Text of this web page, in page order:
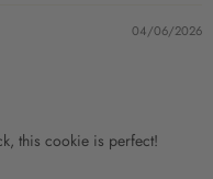
04/06/2026
this cookie is perfect!